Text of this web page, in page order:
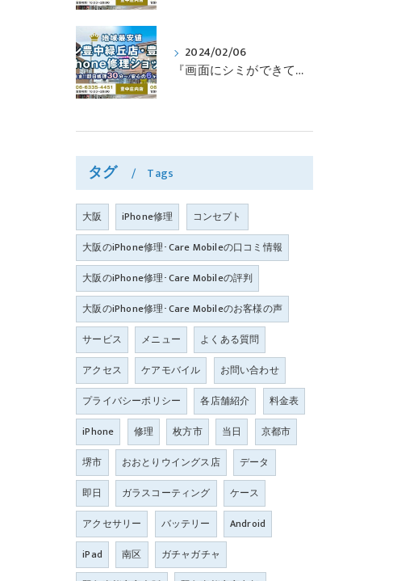
2024/02/06
『画面にシミができてしまったのも直せますか？』豊中市南桜塚より画面修理でご来店♪【iPhone11Pro】
タグ Tags
大阪 iPhone修理
コンセプト
大阪のiPhone修理･Care Mobileの口コミ情報
大阪のiPhone修理･Care Mobileの評判
大阪のiPhone修理･Care Mobileのお客様の声
サービス
メニュー
よくある質問
アクセス
ケアモバイル
お問い合わせ
プライバシーポリシー
各店舗紹介
料金表
iPhone
修理 枚方市 当日
京都市
堺市
おおとりウイングス店
データ
即日
ガラスコーティング
ケース
アクセサリー
バッテリー
Android
iPad
南区
ガチャガチャ